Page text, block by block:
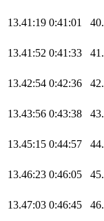
13.41:19 0:41:01 40.
13.41:52 0:41:33 41.
13.42:54 0:42:36 42.
13.43:56 0:43:38 43.
13.45:15 0:44:57 44.
13.46:23 0:46:05 45.
13.47:03 0:46:45 46.